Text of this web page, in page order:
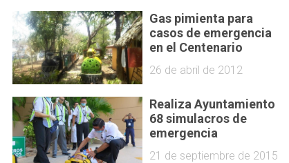
Gas pimienta para
casos de emergencia
en el Centenario
26 de abril de 2012
Realiza Ayuntamiento
68 simulacros de
emergencia
21 de septiembre de 2015